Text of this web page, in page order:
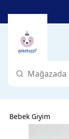
Bebek Giyim